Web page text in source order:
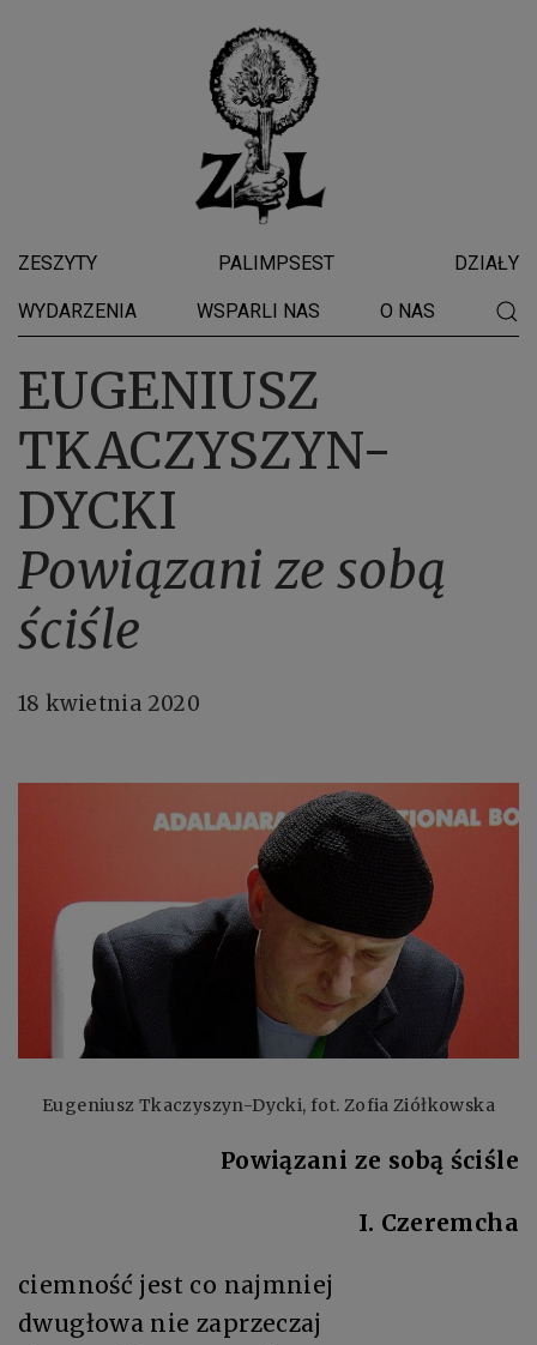
ZESZYTY PALIMPSEST DZIAŁY
WYDARZENIA WSPARLI NAS O NAS
EUGENIUSZ
TKACZYSZYN-
DYCKI
Powiązani ze sobą
ściśle
18 kwietnia 2020
Eugeniusz Tkaczyszyn-Dycki, fot. Zofia Ziółkowska
Powiązani ze sobą ściśle
I. Czeremcha
ciemność jest co najmniej
dwugłowa nie zaprzeczaj